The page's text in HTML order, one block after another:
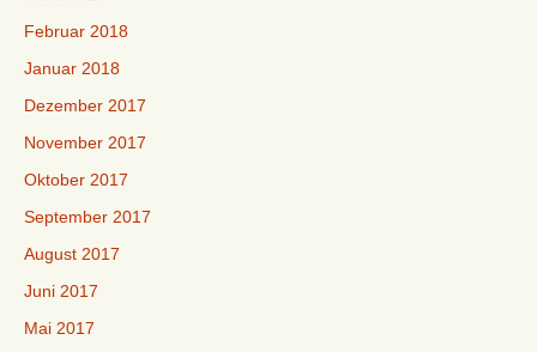
Februar 2018
Januar 2018
Dezember 2017
November 2017
Oktober 2017
September 2017
August 2017
Juni 2017
Mai 2017